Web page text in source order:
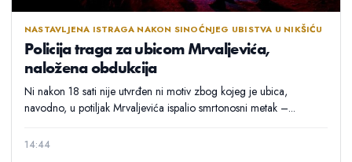
NASTAVLJENA ISTRAGA NAKON SINOĆNJEG UBISTVA U NIKŠIĆU
Policija traga za ubicom Mrvaljevića,
naložena obdukcija
Ni nakon 18 sati nije utvrđen ni motiv zbog kojeg je ubica,
navodno, u potiljak Mrvaljevića ispalio smrtonosni metak –...
14:44